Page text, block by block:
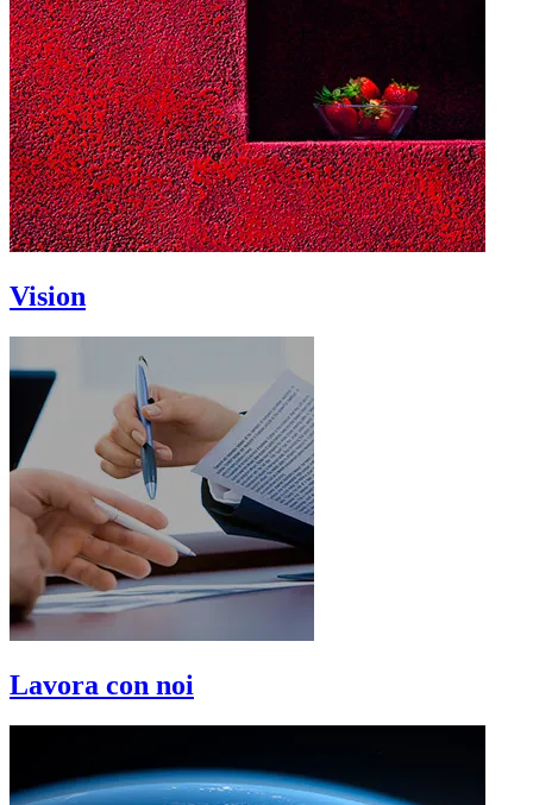
Vision
Lavora con noi